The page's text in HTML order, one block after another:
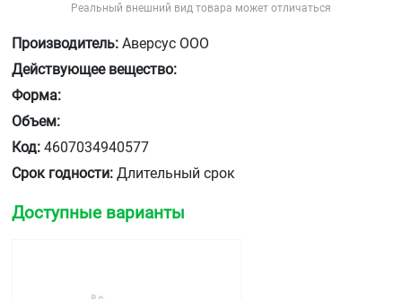
Реальный внешний вид товара может отличаться
Производитель: Аверсус ООО
Действующее вещество:
Форма:
Объем:
Код: 4607034940577
Срок годности: Длительный срок
Доступные варианты